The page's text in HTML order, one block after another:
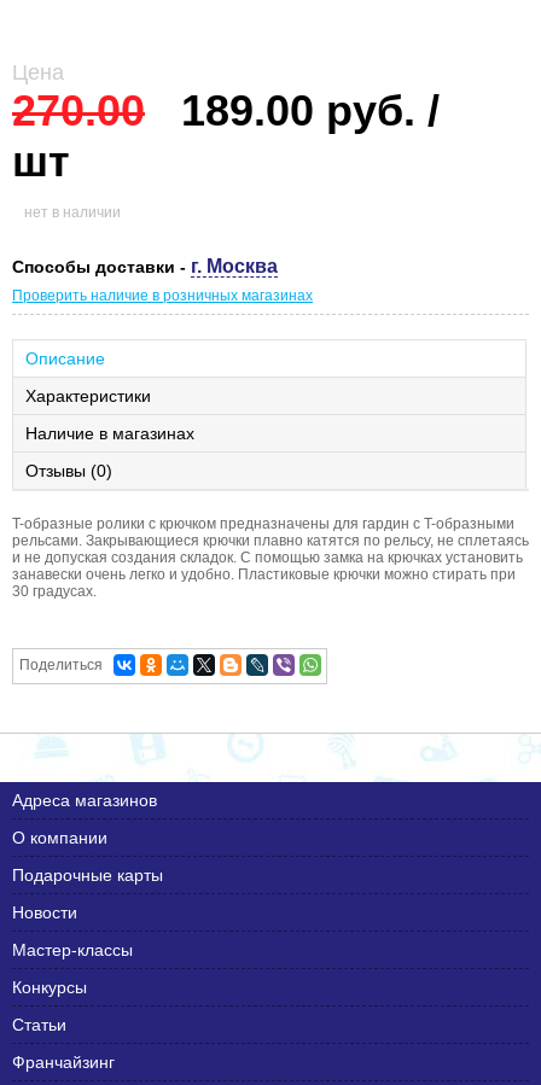
Цена
270.00
189.00 руб. /
шт
нет в наличии
Способы доставки - г. Москва
Проверить наличие в розничных магазинах
Описание
Характеристики
Наличие в магазинах
Отзывы (0)
T-образные ролики с крючком предназначены для гардин с T-образными
рельсами. Закрывающиеся крючки плавно катятся по рельсу, не сплетаясь
и не допуская создания складок. С помощью замка на крючках установить
занавески очень легко и удобно. Пластиковые крючки можно стирать при
30 градусах.
Поделиться
Адреса магазинов
О компании
Подарочные карты
Новости
Мастер-классы
Конкурсы
Статьи
Франчайзинг